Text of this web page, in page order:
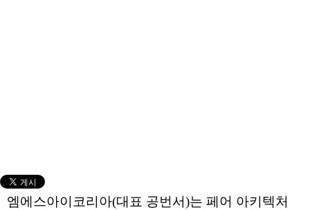
엠에스아이코리아(대표 공번서)는 페어 아키텍처